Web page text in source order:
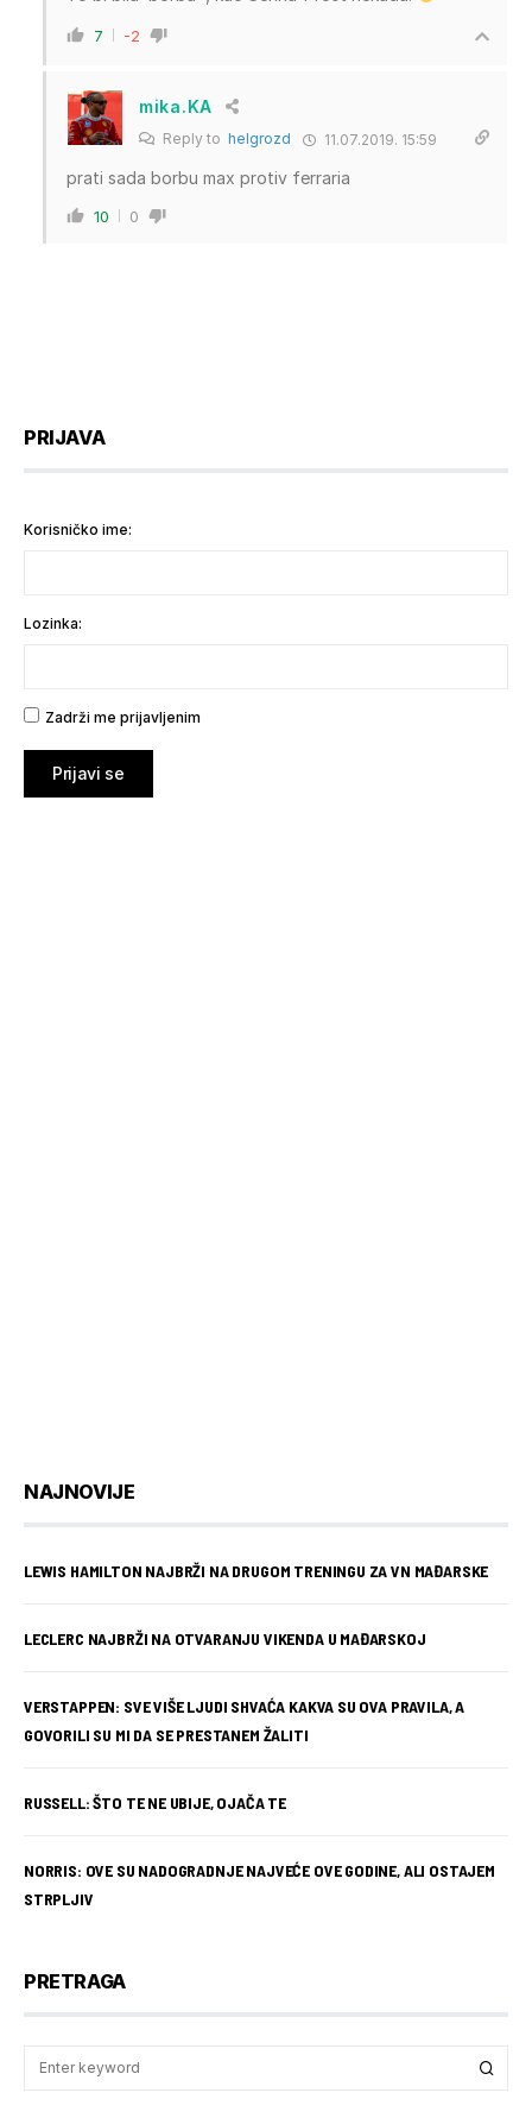
7 -2
mika.KA
Reply to helgrozd 11.07.2019. 15:59
prati sada borbu max protiv ferraria
10 0
PRIJAVA
Korisničko ime:
Lozinka:
Zadrži me prijavljenim
Prijavi se
NAJNOVIJE
LEWIS HAMILTON NAJBRŽI NA DRUGOM TRENINGU ZA VN MAĐARSKE
LECLERC NAJBRŽI NA OTVARANJU VIKENDA U MAĐARSKOJ
VERSTAPPEN: SVE VIŠE LJUDI SHVAĆA KAKVA SU OVA PRAVILA, A
GOVORILI SU MI DA SE PRESTANEM ŽALITI
RUSSELL: ŠTO TE NE UBIJE, OJAČA TE
NORRIS: OVE SU NADOGRADNJE NAJVEĆE OVE GODINE, ALI OSTAJEM
STRPLJIV
PRETRAGA